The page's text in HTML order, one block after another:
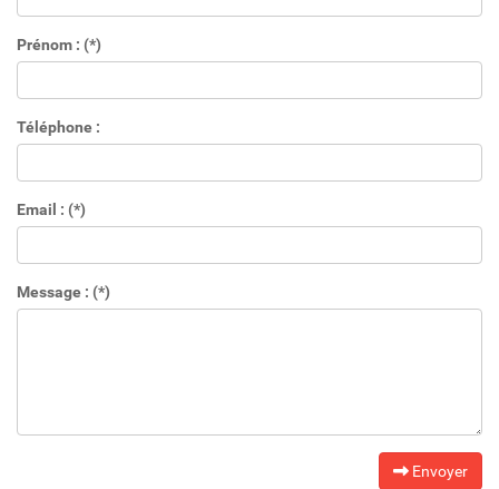
Prénom : (*)
Téléphone :
Email : (*)
Message : (*)
Envoyer